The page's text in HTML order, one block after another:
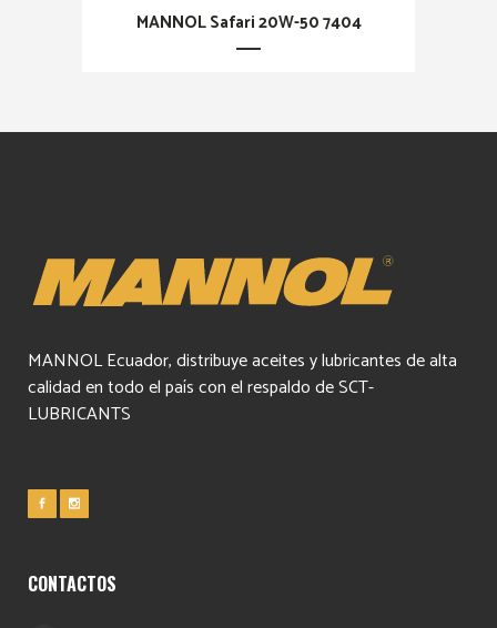
MANNOL Safari 20W-50 7404
MANNOL Ecuador, distribuye aceites y lubricantes de alta
calidad en todo el país con el respaldo de SCT-
LUBRICANTS
CONTACTOS